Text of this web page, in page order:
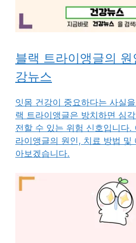
블랙 트라이앵글의 원
강뉴스
잇몸 건강이 중요하다는 사실
랙 트라이앵글은 방치하면 심
전할 수 있는 위험 신호입니다.
라이앵글의 원인, 치료 방법 및
아보겠습니다.